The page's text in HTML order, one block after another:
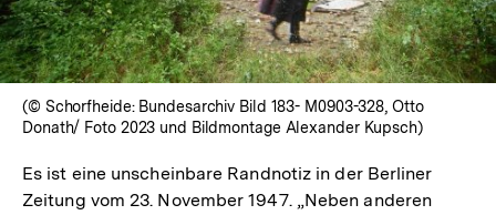
(© Schorfheide: Bundesarchiv Bild 183- M0903-328, Otto
Donath/ Foto 2023 und Bildmontage Alexander Kupsch)
Es ist eine unscheinbare Randnotiz in der Berliner
Zeitung vom 23. November 1947. „Neben anderen